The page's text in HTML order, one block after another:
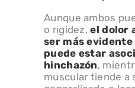
Aunque ambos
o rigidez,el dolor
ser más evidente
puede estar
hinchazón,
muscular tiende a